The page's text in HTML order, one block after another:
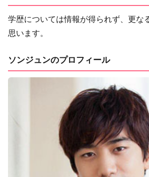
学歴については情報が得られず、更な
思います。
ソンジュンのプロフィール